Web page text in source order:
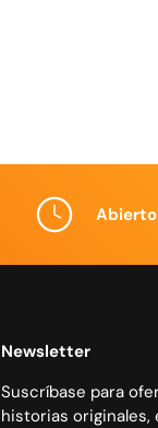
Newsletter
Suscríbase para
historias originales,